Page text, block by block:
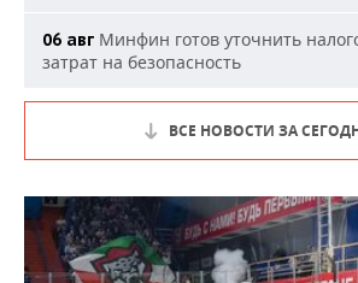
06 авг Минфин готов уточнить
затрат на безопасность
ВСЕ НОВОСТИ ЗА